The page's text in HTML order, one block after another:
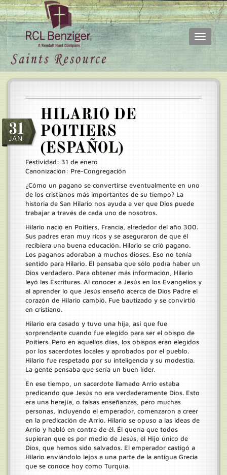
Skip
Toggle
Main
31
JAN
HILARIO DE
POITIERS
(ESPAÑOL)
Festividad: 31 de enero
Canonización: Pre-Congregación
¿Cómo un pagano se convertirse eventualmente en uno
de los cristianos más importantes de su tiempo? La
historia de San Hilario nos ayuda a ver que Dios puede
trabajar a través de cada uno de nosotros.
Hilario nació en Poitiers, Francia, alrededor del año 300.
Sus padres eran muy ricos y se aseguraron de que él
recibiera una buena educación. Hilario se crió pagano.
Los paganos adoraban a muchos dioses. Eso no tenía
sentido para Hilario. Él pensaba que sólo podía haber un
Dios verdadero. Para obtener más información, Hilario
leyó las Escrituras. Al conocer a Jesús en los Evangelios y
al aprender lo que Jesús enseñó acerca de Dios Padre el
corazón de Hilario cambió. Fue bautizado y se convirtió
en cristiano.
Hilario era casado y tuvo una hija, así que fue
sorprendente cuando fue elegido para ser el obispo de
Poitiers. Pero en aquellos días, los obispos eran elegidos
por los sacerdotes locales y aprobados por el pueblo.
Hilario fue respetado por su inteligencia y su modestia.
La gente pensaba que sería un buen líder.
En ese tiempo, un sacerdote llamado Arrio estaba
predicando que Jesús no era verdaderamente Dios. Esto
era una herejía, o falsas enseñanzas, pero muchas
personas, incluyendo el emperador, comenzaron a creer
en la predicación de Arrio. Hilario se opuso a las ideas de
Arrio y habló en contra de él. Él quería que todos
supieran que es por medio de Jesús, el Hijo único de
Dios, que hemos sido salvados. El emperador castigó a
Hilario enviándolo lejos a una parte de la antigua Grecia
que se conoce hoy como Turquía.